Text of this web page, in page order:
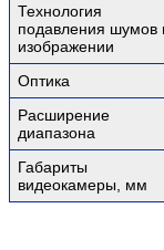
Технология
подавления шумов
изображении
Оптика
Расширение
диапазона
Габариты
видеокамеры, мм